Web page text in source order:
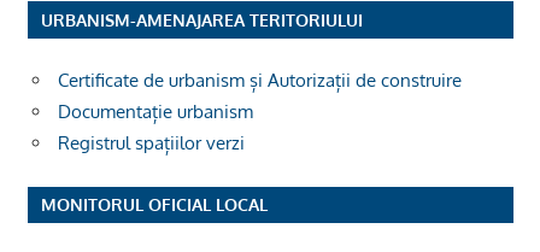
URBANISM-AMENAJAREA TERITORIULUI
Certificate de urbanism și Autorizații de construire
Documentație urbanism
Registrul spațiilor verzi
MONITORUL OFICIAL LOCAL